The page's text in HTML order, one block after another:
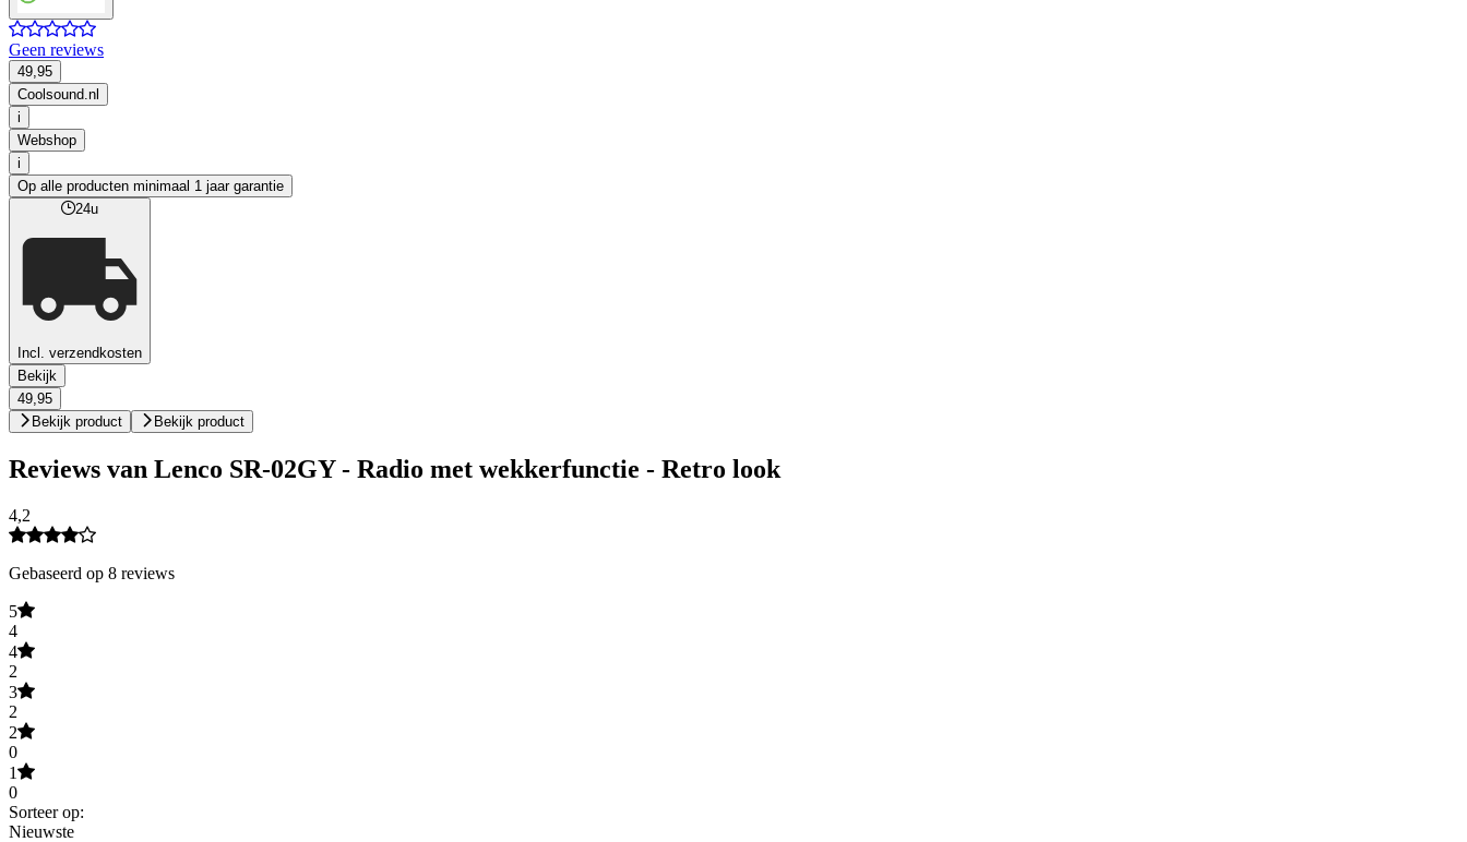
Geen reviews
49,95
Coolsound.nl
i
Webshop
i
Op alle producten minimaal 1 jaar garantie
24u
Incl. verzendkosten
Bekijk
49,95
Bekijk product
Bekijk product
Reviews van Lenco SR-02GY - Radio met wekkerfunctie - Retro look
4,2
Gebaseerd op 8 reviews
5
4
4
2
3
2
2
0
1
0
Sorteer op:
Nieuwste